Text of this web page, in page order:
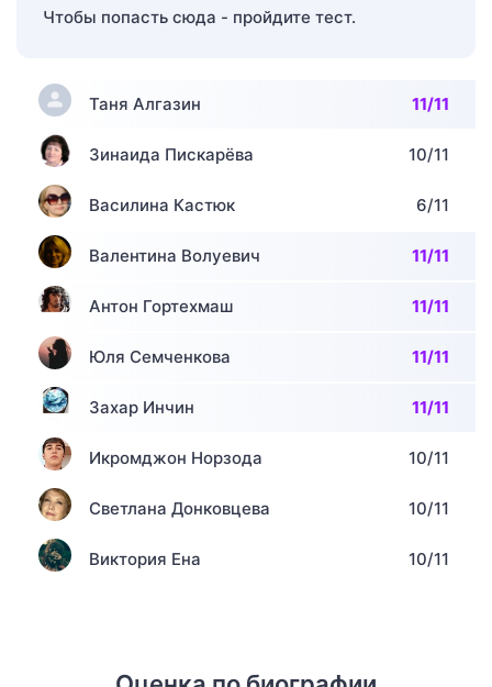
Чтобы попасть сюда - пройдите тест.
Таня Алгазин 11/11
Зинаида Пискарёва 10/11
Василина Кастюк 6/11
Валентина Волуевич 11/11
Антон Гортехмаш 11/11
Юля Семченкова 11/11
Захар Инчин 11/11
Икромджон Норзода 10/11
Светлана Донковцева 10/11
Виктория Ена 10/11